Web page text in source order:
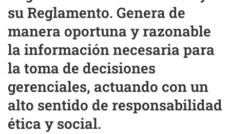
su Reglamento. Genera de
manera oportuna y razonable
la información necesaria para
la toma de decisiones
gerenciales, actuando con un
alto sentido de responsabilidad
ética y social.